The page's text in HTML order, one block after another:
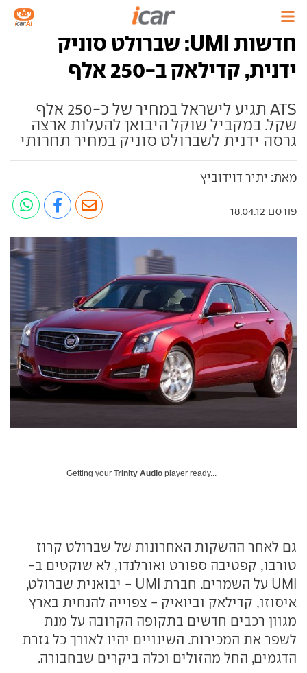
חדשות UMI: שברולט סוניק
ידנית, קדילאק ב-250 אלף
ATS תגיע לישראל במחיר של כ-250 אלף
שקל. במקביל שוקל היבואן להעלות ארצה
גרסה ידנית לשברולט סוניק במחיר תחרותי
מאת: יתיר דוידוביץ
פורסם 18.04.12
Getting your Trinity Audio player ready...
גם לאחר ההשקות האחרונות של שברולט קרוז
טורבו, קפטיבה ספורט ואורלנדו, לא שוקטים ב-
UMI על השמרים. חברת UMI - יבואנית שברולט,
איסוזו, קדילאק וביואיק - צפוייה להנחית בארץ
מגוון רכבים חדשים בתקופה הקרובה על מנת
לשפר את המכירות. השינויים יהיו לאורך כל גזרת
הדגמים, החל מהזולים וכלה ביקרים שבחבורה.